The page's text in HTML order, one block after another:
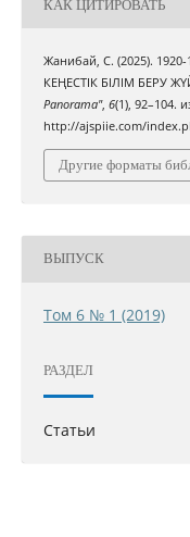
КАК ЦИТИРОВАТЬ
Жанибай, С. (2025).
КЕҢЕСТІК БІЛІМ БЕРУ
Panorama", 6(1), 92–104.
http://ajspiie.com/
Другие форматы
ВЫПУСК
Том 6 № 1 (2019)
РАЗДЕЛ
Статьи